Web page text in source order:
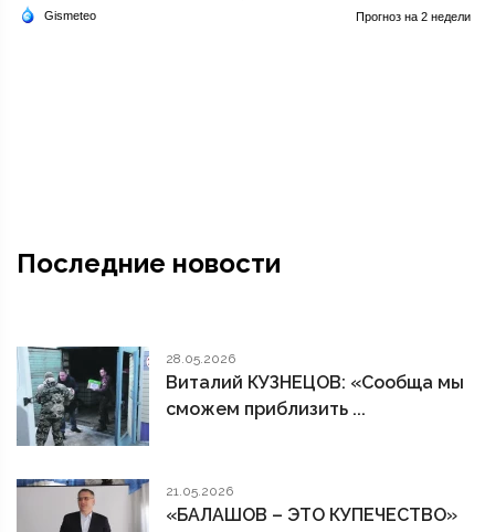
Последние новости
28.05.2026
Виталий КУЗНЕЦОВ: «Сообща мы
сможем приблизить ...
21.05.2026
«БАЛАШОВ – ЭТО КУПЕЧЕСТВО»